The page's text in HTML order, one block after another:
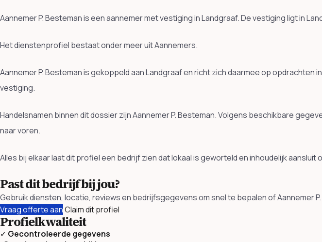
Aannemer P. Besteman is een aannemer met vestiging in Landgraaf. De vestiging ligt in
Het dienstenprofiel bestaat onder meer uit Aannemers.
Aannemer P. Besteman is gekoppeld aan Landgraaf en richt zich daarmee op
vestiging.
Handelsnamen binnen dit dossier zijn Aannemer P. Besteman. Volgens beschikbare
naar voren.
Alles bij elkaar laat dit profiel een bedrijf zien dat lokaal is geworteld en inhoudelijk aansluit
Past dit bedrijf bij jou?
Gebruik diensten, locatie, reviews en bedrijfsgegevens om snel te bepalen of Aannemer
Vraag offerte aanClaim dit profiel
Profielkwaliteit
✓ Gecontroleerde gegevens